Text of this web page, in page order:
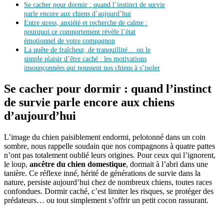
Se cacher pour dormir : quand l’instinct de survie
parle encore aux chiens d’aujourd’hui
Entre stress, anxiété et recherche de calme :
pourquoi ce comportement révèle l’état
émotionnel de votre compagnon
La quête de fraîcheur, de tranquillité… ou le
simple plaisir d’être caché : les motivations
insoupçonnées qui poussent nos chiens à s’isoler
Se cacher pour dormir : quand l’instinct
de survie parle encore aux chiens
d’aujourd’hui
L’image du chien paisiblement endormi, pelotonné dans un coin
sombre, nous rappelle soudain que nos compagnons à quatre pattes
n’ont pas totalement oublié leurs origines. Pour ceux qui l’ignorent,
le loup, ancêtre du chien domestique, dormait à l’abri dans une
tanière. Ce réflexe inné, hérité de générations de survie dans la
nature, persiste aujourd’hui chez de nombreux chiens, toutes races
confondues. Dormir caché, c’est limiter les risques, se protéger des
prédateurs… ou tout simplement s’offrir un petit cocon rassurant.